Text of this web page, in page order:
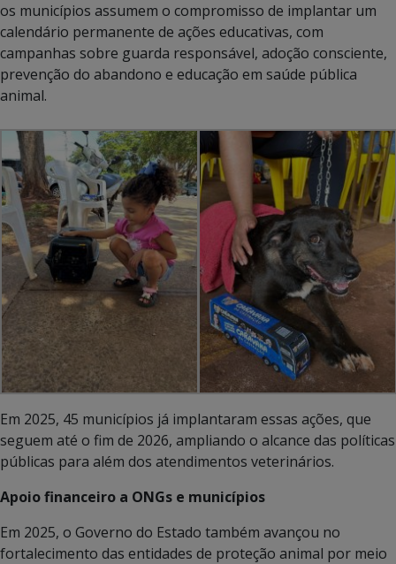
os municípios assumem o compromisso de implantar um
calendário permanente de ações educativas, com
campanhas sobre guarda responsável, adoção consciente,
prevenção do abandono e educação em saúde pública
animal.
Em 2025, 45 municípios já implantaram essas ações, que
seguem até o fim de 2026, ampliando o alcance das políticas
públicas para além dos atendimentos veterinários.
Apoio financeiro a ONGs e municípios
Em 2025, o Governo do Estado também avançou no
fortalecimento das entidades de proteção animal por meio